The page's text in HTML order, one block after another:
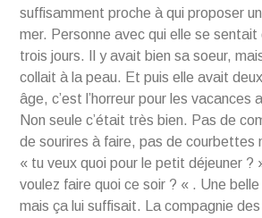
suffisamment proche à qui proposer
mer. Personne avec qui elle se sentait
trois jours. Il y avait bien sa soeur,
collait à la peau. Et puis elle avait
âge, c’est l’horreur pour les vacances
Non seule c’était très bien. Pas de
de sourires à faire, pas de courbettes
« tu veux quoi pour le petit déjeuner ?
voulez faire quoi ce soir ? « . Une
mais ça lui suffisait. La compagnie